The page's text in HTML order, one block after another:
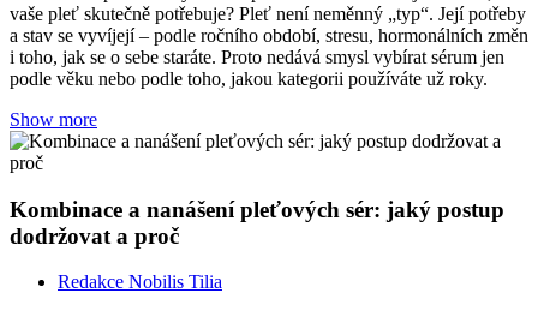
vaše pleť skutečně potřebuje? Pleť není neměnný „typ“. Její potřeby
a stav se vyvíjejí – podle ročního období, stresu, hormonálních změn
i toho, jak se o sebe staráte. Proto nedává smysl vybírat sérum jen
podle věku nebo podle toho, jakou kategorii používáte už roky.
Show more
Kombinace a nanášení pleťových sér: jaký postup
dodržovat a proč
Redakce Nobilis Tilia